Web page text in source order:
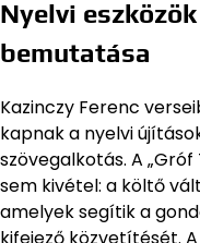
Nyelvi
bemutatása
Kazinczy Ferenc
kapnak a nyelvi
szövegalkotás. A
sem kivétel: a költő
amelyek segítik a
kifejező közvetítését.